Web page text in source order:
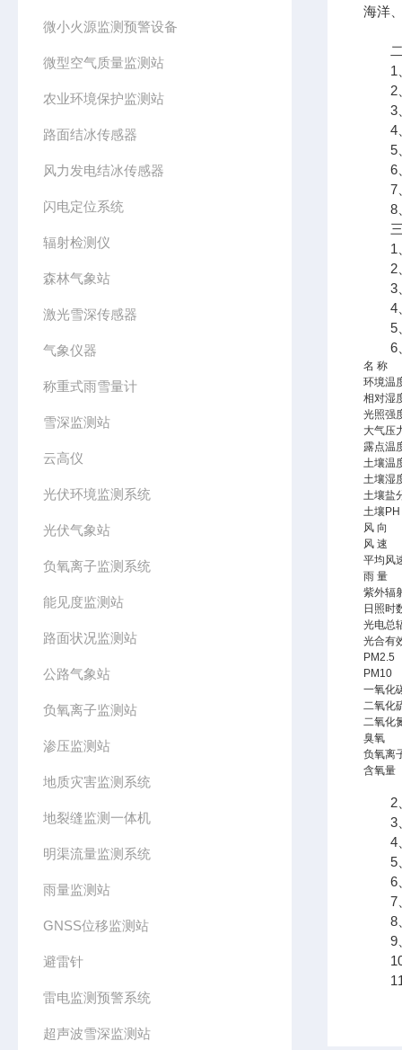
微小火源监测预警设备
微型空气质量监测站
农业环境保护监测站
路面结冰传感器
风力发电结冰传感器
闪电定位系统
辐射检测仪
森林气象站
激光雪深传感器
气象仪器
称重式雨雪量计
雪深监测站
云高仪
光伏环境监测系统
光伏气象站
负氧离子监测系统
能见度监测站
路面状况监测站
公路气象站
负氧离子监测站
渗压监测站
地质灾害监测系统
地裂缝监测一体机
明渠流量监测系统
雨量监测站
GNSS位移监测站
避雷针
雷电监测预警系统
超声波雪深监测站
海洋
二
1、
2、
3、
4、
5、
6、
7、
8、
三
1、
2、
3、
4、
5、
6、
名 称
环境温
相对湿
光照强
大气压
露点温
土壤温
土壤湿
土壤盐
土壤PH
风 向
风 速
平均风
雨 量
紫外辐
日照时
光电总
光合有
PM2.5
PM10
一氧化
二氧化
二氧化
臭氧
负氧离
含氧量
2、
3、
4、
5、
6、
7、
8、
9、
10
11